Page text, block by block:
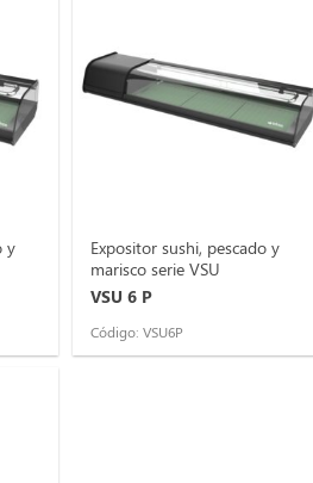
y
Expositor sushi, pescado y
marisco serie VSU
VSU 6 P
Código: VSU6P